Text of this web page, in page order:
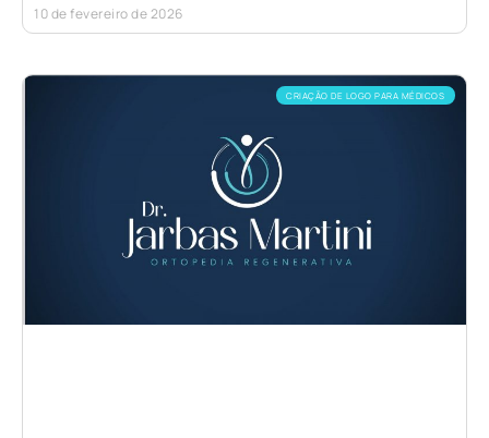
10 de fevereiro de 2026
CRIAÇÃO DE LOGO PARA MÉDICOS